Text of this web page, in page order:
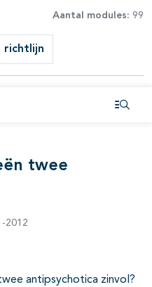
Aantal modules: 99
richtlijn
twee
2012
antipsychotica zinvol?